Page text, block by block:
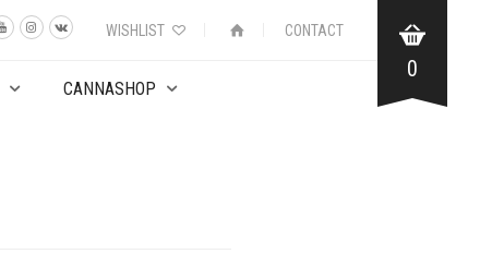
WISHLIST CONTACT
0
CANNASHOP